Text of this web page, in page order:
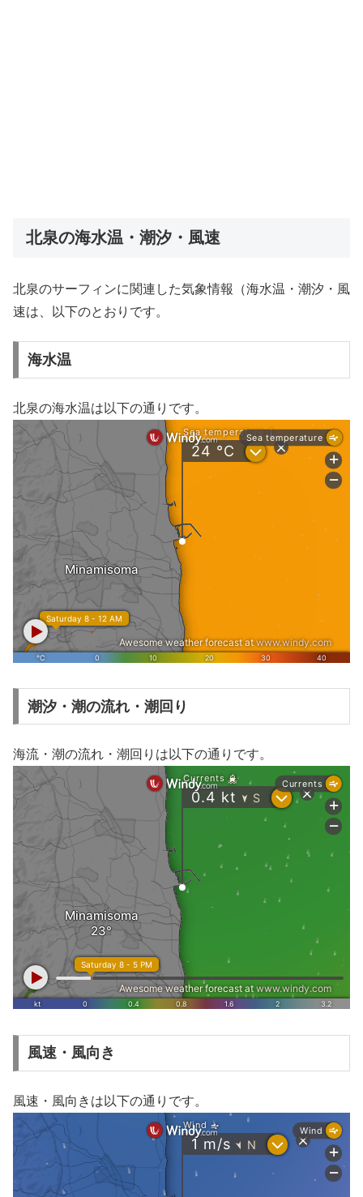
北泉の海水温・潮汐・風速
北泉のサーフィンに関連した気象情報（海水温・潮汐・風
速は、以下のとおりです。
海水温
北泉の海水温は以下の通りです。
潮汐・潮の流れ・潮回り
海流・潮の流れ・潮回りは以下の通りです。
風速・風向き
風速・風向きは以下の通りです。